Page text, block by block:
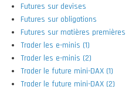
Futures sur devises
Futures sur obligations
Futures sur matières premières
Trader les e-minis (1)
Trader les e-minis (2)
Trader le future mini-DAX (1)
Trader le future mini-DAX (2)